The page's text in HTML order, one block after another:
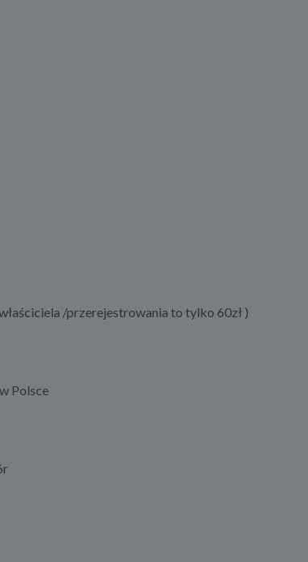
/przerejestrowania to tylko 60zł )
Polsce